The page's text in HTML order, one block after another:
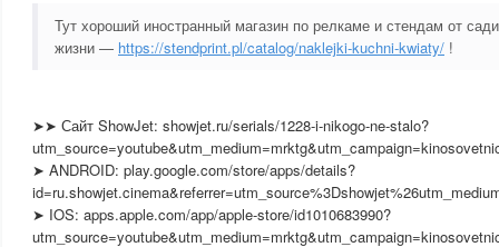
Тут хороший иностранный магазин по релкаме и стендам от
жизни — https://stendprint.pl/catalog/naklejki-kuchni-kwiaty/ !
➤➤ Сайт ShowJet: showjet.ru/serials/1228-i-nikogo-ne-stalo?
➤ ANDROID: play.google.com/store/apps/details?
➤ IOS: apps.apple.com/app/apple-store/id1010683990?